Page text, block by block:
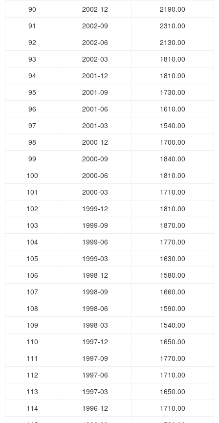
90
2002-12
2190.00
91
2002-09
2310.00
92
2002-06
2130.00
93
2002-03
1810.00
94
2001-12
1810.00
95
2001-09
1730.00
96
2001-06
1610.00
97
2001-03
1540.00
98
2000-12
1700.00
99
2000-09
1840.00
100
2000-06
1810.00
101
2000-03
1710.00
102
1999-12
1810.00
103
1999-09
1870.00
104
1999-06
1770.00
105
1999-03
1630.00
106
1998-12
1580.00
107
1998-09
1660.00
108
1998-06
1590.00
109
1998-03
1540.00
110
1997-12
1650.00
111
1997-09
1770.00
112
1997-06
1710.00
113
1997-03
1650.00
114
1996-12
1710.00